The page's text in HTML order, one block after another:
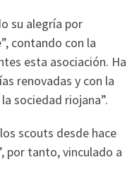
su alegría por
contando con la
esta asociación. Ha
renovadas y con la
sociedad riojana”.
scouts desde hace
por tanto, vinculado a